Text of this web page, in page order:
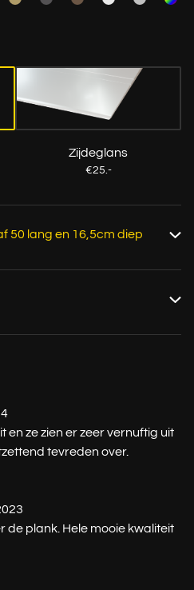
Zijdeglans
€25.-
50 lang en 16,5cm diep
en ze zien er zeer vernuftig uit
tevreden over.
de plank. Hele mooie kwaliteit